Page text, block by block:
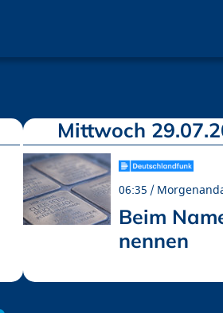
Mittwoch
06:35
Beim
nennen